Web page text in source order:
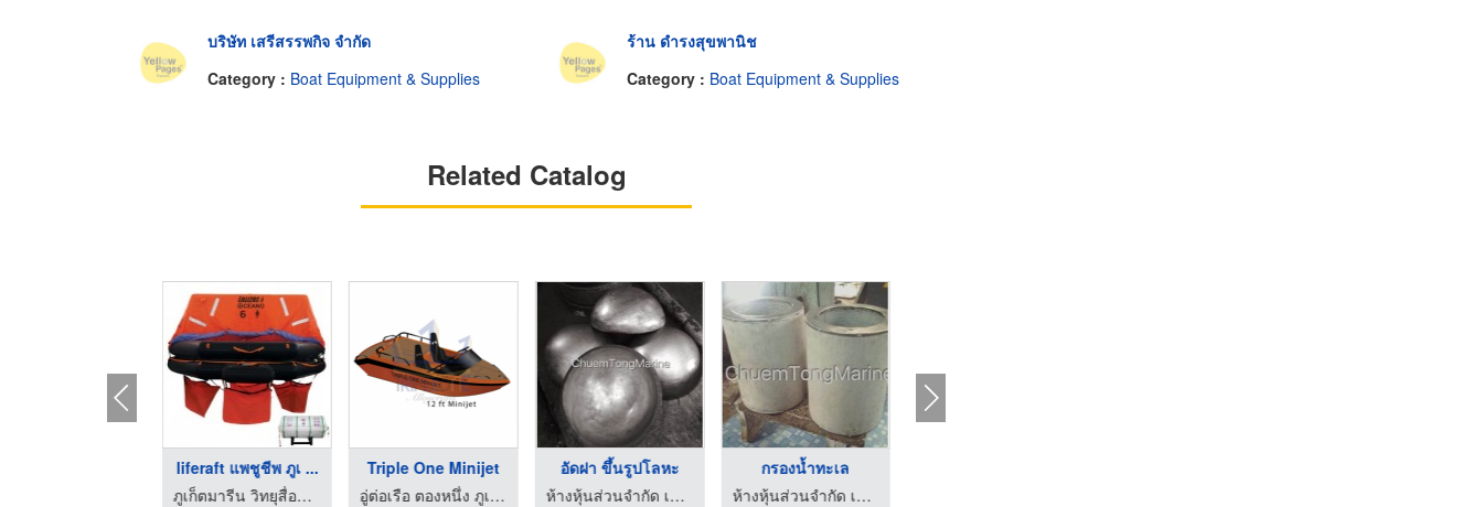
บริษัท เสรีสรรพกิจ จำกัด
Category : Boat Equipment & Supplies
ร้าน ดำรงสุขพานิช
Category : Boat Equipment & Supplies
Related Catalog
liferaft แพชูชีพ ภูเ ...
ภูเก็ตมารีน วิทยุสื่อสาร
Triple One Minijet
อู่ต่อเรือ ตองหนึ่ง ภูเก็ต
อัดฝา ขึ้นรูปโลหะ
ห้างหุ้นส่วนจำกัด เชื่อมทองมารีน เอ็นจิเนียริ่ง
กรองน้ำทะเล
ห้างหุ้นส่วนจำกัด เชื่อมทองมารีน เอ็นจิเนียริ่ง